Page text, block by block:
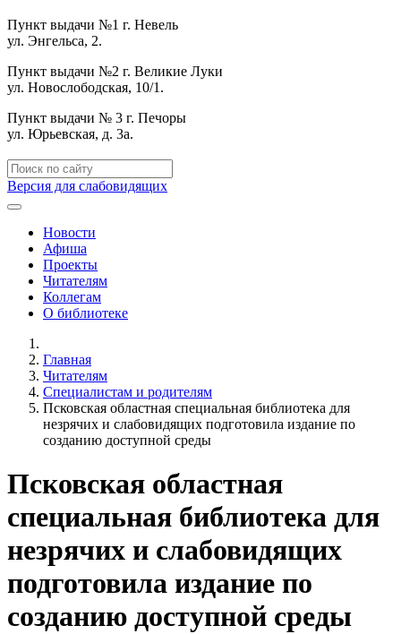
Пункт выдачи №1 г. Невель
ул. Энгельса, 2.
Пункт выдачи №2 г. Великие Луки
ул. Новослободская, 10/1.
Пункт выдачи № 3 г. Печоры
ул. Юрьевская, д. 3а.
Версия для слабовидящих
Новости
Афиша
Проекты
Читателям
Коллегам
О библиотеке
Главная
Читателям
Специалистам и родителям
Псковская областная специальная библиотека для
незрячих и слабовидящих подготовила издание по
созданию доступной среды
Псковская областная
специальная библиотека для
незрячих и слабовидящих
подготовила издание по
созданию доступной среды